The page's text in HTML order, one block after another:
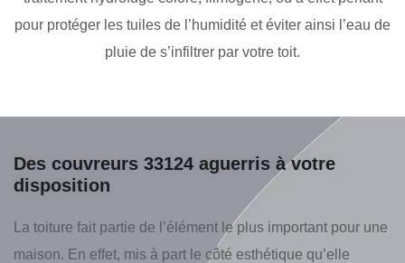
pour protéger les tuiles de l’humidité et éviter ainsi l’eau de
pluie de s’infiltrer par votre toit.
Des couvreurs 33124 aguerris à votre
disposition
La toiture fait partie de l’élément le plus important pour une
maison. En effet, mis à part le côté esthétique qu’elle